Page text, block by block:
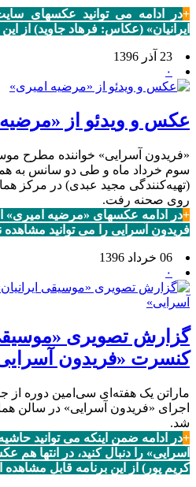
+در ادامه می توانید عکسهای
ایرانیان» (عکاس: فرهاد جاوید) از
23 آذر 1396
۰
عکس و ویدئو از
«فریدون آسرایی» خواننده مطرح
سوم خرداد ماه و طی دو سانس به
(تهیه‌کنندگی مجید عبدی) در مرکز
روی صحنه رفت.
+در ادامه عکسهای «مرضیه
فریدون آسرایی را می توانید مشاهده
06 خرداد 1396
۰
گزارش تصویری «موسیقی
کنسرت «فریدون
ماراتن یک هفته‌ای سی‌امین دوره از
اجرای «فریدون آسرایی» در سالن
شد.
+در ادامه ضمن اینکه می توانید
آسرایی» را دنبال کنید، در انتها هم
کریم پور) از این برنامه قابل